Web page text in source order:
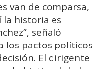
van de comparsa,
la historia es
señaló
los pactos políticos
El dirigente